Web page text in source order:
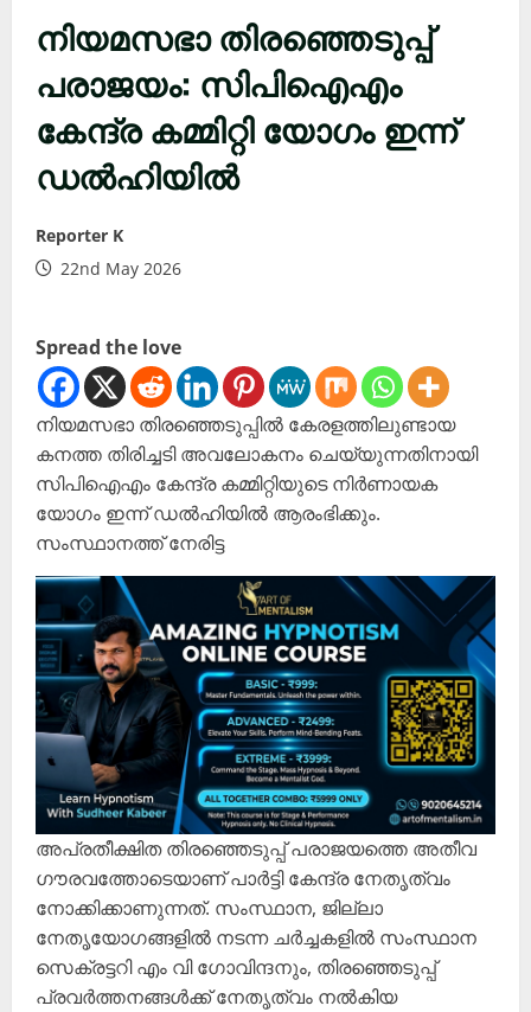
നിയമസഭാ തിരഞ്ഞെടുപ്പ്
പരാജയം: സിപിഐഎം
കേന്ദ്ര കമ്മിറ്റി യോഗം ഇന്ന്
ഡൽഹിയിൽ
Reporter K
22nd May 2026
Spread the love
നിയമസഭാ തിരഞ്ഞെടുപ്പിൽ കേരളത്തിലുണ്ടായ
കനത്ത തിരിച്ചടി അവലോകനം ചെയ്യുന്നതിനായി
സിപിഐഎം കേന്ദ്ര കമ്മിറ്റിയുടെ നിർണായക
യോഗം ഇന്ന് ഡൽഹിയിൽ ആരംഭിക്കും.
സംസ്ഥാനത്ത് നേരിട്ട
അപ്രതീക്ഷിത തിരഞ്ഞെടുപ്പ് പരാജയത്തെ അതീവ
ഗൗരവത്തോടെയാണ് പാർട്ടി കേന്ദ്ര നേതൃത്വം
നോക്കിക്കാണുന്നത്. സംസ്ഥാന, ജില്ലാ
നേതൃയോഗങ്ങളിൽ നടന്ന ചർച്ചകളിൽ സംസ്ഥാന
സെക്രട്ടറി എം വി ഗോവിന്ദനും, തിരഞ്ഞെടുപ്പ്
പ്രവർത്തനങ്ങൾക്ക് നേതൃത്വം നൽകിയ